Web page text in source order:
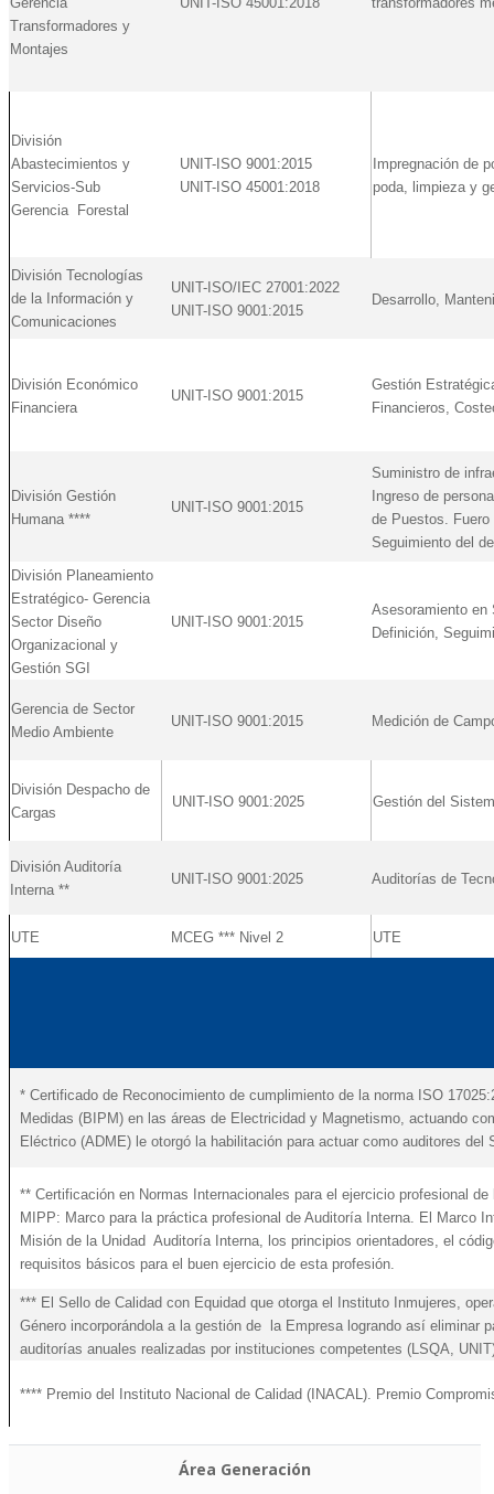
Transformadores y
Montajes
División
Abastecimientos y
Servicios-Sub
Gerencia Forestal
UNIT-ISO 9001:2015
UNIT-ISO 45001:2018
Impregnación de
poda, limpieza y
División Tecnologías
de la Información y
Comunicaciones
UNIT-ISO/IEC 27001:2022
UNIT-ISO 9001:2015
Desarrollo,
División Económico
Financiera
UNIT-ISO 9001:2015
Gestión
Financieros,
División Gestión
Humana ****
UNIT-ISO 9001:2015
Suministro de
Ingreso de
de Puestos.
Seguimiento del
División Planeamiento
Estratégico- Gerencia
Sector Diseño
Organizacional y
Gestión SGI
UNIT-ISO 9001:2015
Asesoramiento en
Definición,
Gerencia de Sector
Medio Ambiente
UNIT-ISO 9001:2015 Medición de
División Despacho de
Cargas
UNIT-ISO 9001:2025 Gestión del
División Auditoría
Interna **
UNIT-ISO 9001:2025 Auditorías de
UTE MCEG *** Nivel 2 UTE
* Certificado de Reconocimiento de cumplimiento de la norma ISO
Medidas (BIPM) en las áreas de Electricidad y Magnetismo, actuando
Eléctrico (ADME) le otorgó la habilitación para actuar como auditores
** Certificación en Normas Internacionales para el ejercicio profesional
MIPP: Marco para la práctica profesional de Auditoría Interna. El Marco
Misión de la Unidad Auditoría Interna, los principios orientadores, el
requisitos básicos para el buen ejercicio de esta profesión.
*** El Sello de Calidad con Equidad que otorga el Instituto Inmujeres,
Género incorporándola a la gestión de la Empresa logrando así
auditorías anuales realizadas por instituciones competentes (LSQA,
**** Premio del Instituto Nacional de Calidad (INACAL). Premio
Área Generación